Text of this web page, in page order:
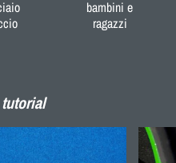
bambini e
ragazzi